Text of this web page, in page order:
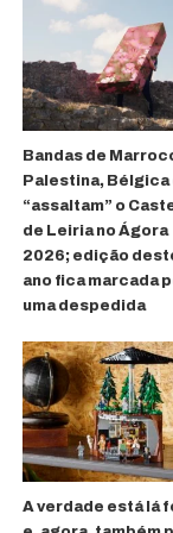
Bandas de
Palestina, Bélgica
“assaltam” o
de Leiria no Ágora
2026; edição
ano fica marcada
uma despedida
A verdade está lá